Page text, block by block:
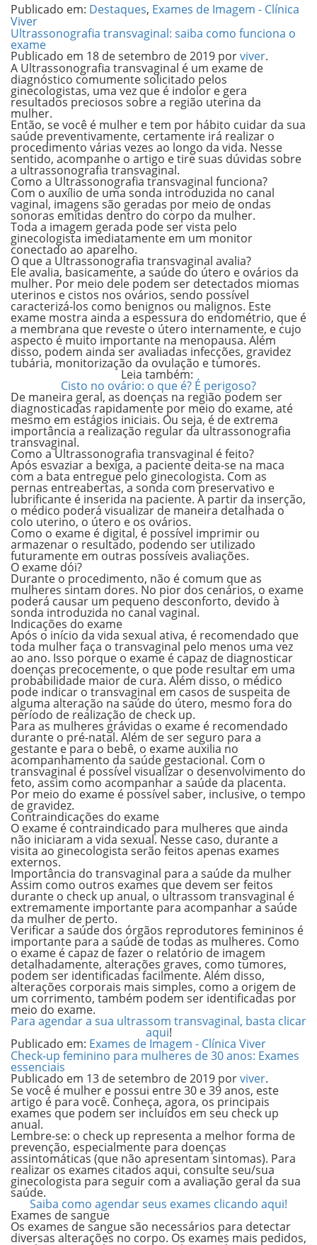
Publicado em: Destaques, Exames de Imagem - Clínica
Viver
Ultrassonografia transvaginal: saiba como funciona o
exame
Publicado em 18 de setembro de 2019 porviver.
A Ultrassonografia transvaginal é um exame de
diagnóstico comumente solicitado pelos
ginecologistas, uma vez que é indolor e gera
resultados preciosos sobre a região uterina da
mulher.
Então, se você é mulher e tem por hábito cuidar da sua
saúde preventivamente, certamente irá realizar o
procedimento várias vezes ao longo da vida. Nesse
sentido, acompanhe o artigo e tire suas dúvidas sobre
a ultrassonografia transvaginal.
Como a Ultrassonografia transvaginal funciona?
Com o auxílio de uma sonda introduzida no canal
vaginal, imagens são geradas por meio de ondas
sonoras emitidas dentro do corpo da mulher.
Toda a imagem gerada pode ser vista pelo
ginecologista imediatamente em um monitor
conectado ao aparelho.
O que a Ultrassonografia transvaginal avalia?
Ele avalia, basicamente, a saúde do útero e ovários da
mulher. Por meio dele podem ser detectados miomas
uterinos e cistos nos ovários, sendo possível
caracterizá-los como benignos ou malignos. Este
exame mostra ainda a espessura do endométrio, que é
a membrana que reveste o útero internamente, e cujo
aspecto é muito importante na menopausa. Além
disso, podem ainda ser avaliadas infecções, gravidez
tubária, monitorização da ovulação e tumores.
Leia também:
Cisto no ovário: o que é? É perigoso?
De maneira geral, as doenças na região podem ser
diagnosticadas rapidamente por meio do exame, até
mesmo em estágios iniciais. Ou seja, é de extrema
importância a realização regular da ultrassonografia
transvaginal.
Como a Ultrassonografia transvaginal é feito?
Após esvaziar a bexiga, a paciente deita-se na maca
com a bata entregue pelo ginecologista. Com as
pernas entreabertas, a sonda com preservativo e
lubrificante é inserida na paciente. A partir da inserção,
o médico poderá visualizar de maneira detalhada o
colo uterino, o útero e os ovários.
Como o exame é digital, é possível imprimir ou
armazenar o resultado, podendo ser utilizado
futuramente em outras possíveis avaliações.
O exame dói?
Durante o procedimento, não é comum que as
mulheres sintam dores. No pior dos cenários, o exame
poderá causar um pequeno desconforto, devido à
sonda introduzida no canal vaginal.
Indicações do exame
Após o início da vida sexual ativa, é recomendado que
toda mulher faça o transvaginal pelo menos uma vez
ao ano. Isso porque o exame é capaz de diagnosticar
doenças precocemente, o que pode resultar em uma
probabilidade maior de cura. Além disso, o médico
pode indicar o transvaginal em casos de suspeita de
alguma alteração na saúde do útero, mesmo fora do
período de realização de check up.
Para as mulheres grávidas o exame é recomendado
durante o pré-natal. Além de ser seguro para a
gestante e para o bebê, o exame auxilia no
acompanhamento da saúde gestacional. Com o
transvaginal é possível visualizar o desenvolvimento do
feto, assim como acompanhar a saúde da placenta.
Por meio do exame é possível saber, inclusive, o tempo
de gravidez.
Contraindicações do exame
O exame é contraindicado para mulheres que ainda
não iniciaram a vida sexual. Nesse caso, durante a
visita ao ginecologista serão feitos apenas exames
externos.
Importância do transvaginal para a saúde da mulher
Assim como outros exames que devem ser feitos
durante o check up anual, o ultrassom transvaginal é
extremamente importante para acompanhar a saúde
da mulher de perto.
Verificar a saúde dos órgãos reprodutores femininos é
importante para a saúde de todas as mulheres. Como
o exame é capaz de fazer o relatório de imagem
detalhadamente, alterações graves, como tumores,
podem ser identificadas facilmente. Além disso,
alterações corporais mais simples, como a origem de
um corrimento, também podem ser identificadas por
meio do exame.
Para agendar a sua ultrassom transvaginal, basta clicar
aqui!
Publicado em: Exames de Imagem - Clínica Viver
Check-up feminino para mulheres de 30 anos: Exames
essenciais
Publicado em 13 de setembro de 2019 porviver.
Se você é mulher e possui entre 30 e 39 anos, este
artigo é para você. Conheça, agora, os principais
exames que podem ser incluídos em seu check up
anual.
Lembre-se: o check up representa a melhor forma de
prevenção, especialmente para doenças
assintomáticas (que não apresentam sintomas). Para
realizar os exames citados aqui, consulte seu/sua
ginecologista para seguir com a avaliação geral da sua
saúde.
Saiba como agendar seus exames clicando aqui!
Exames de sangue
Os exames de sangue são necessários para detectar
diversas alterações no corpo. Os exames mais pedidos,